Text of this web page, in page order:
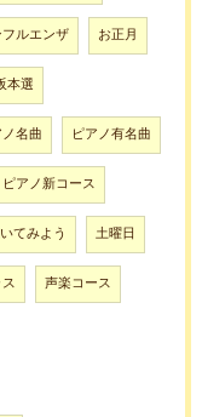
ルエンザ お正月
本選
名曲 ピアノ有名曲
ピアノ新コース
てみよう 土曜日
声楽コース